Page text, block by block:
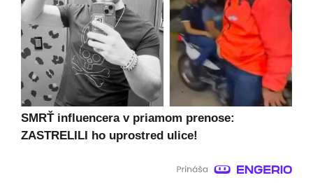
SMRŤ influencera v priamom prenose:
ZASTRELILI ho uprostred ulice!